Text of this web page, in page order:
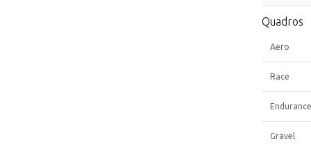
Quadros
Aero
Race
Endurance
Gravel